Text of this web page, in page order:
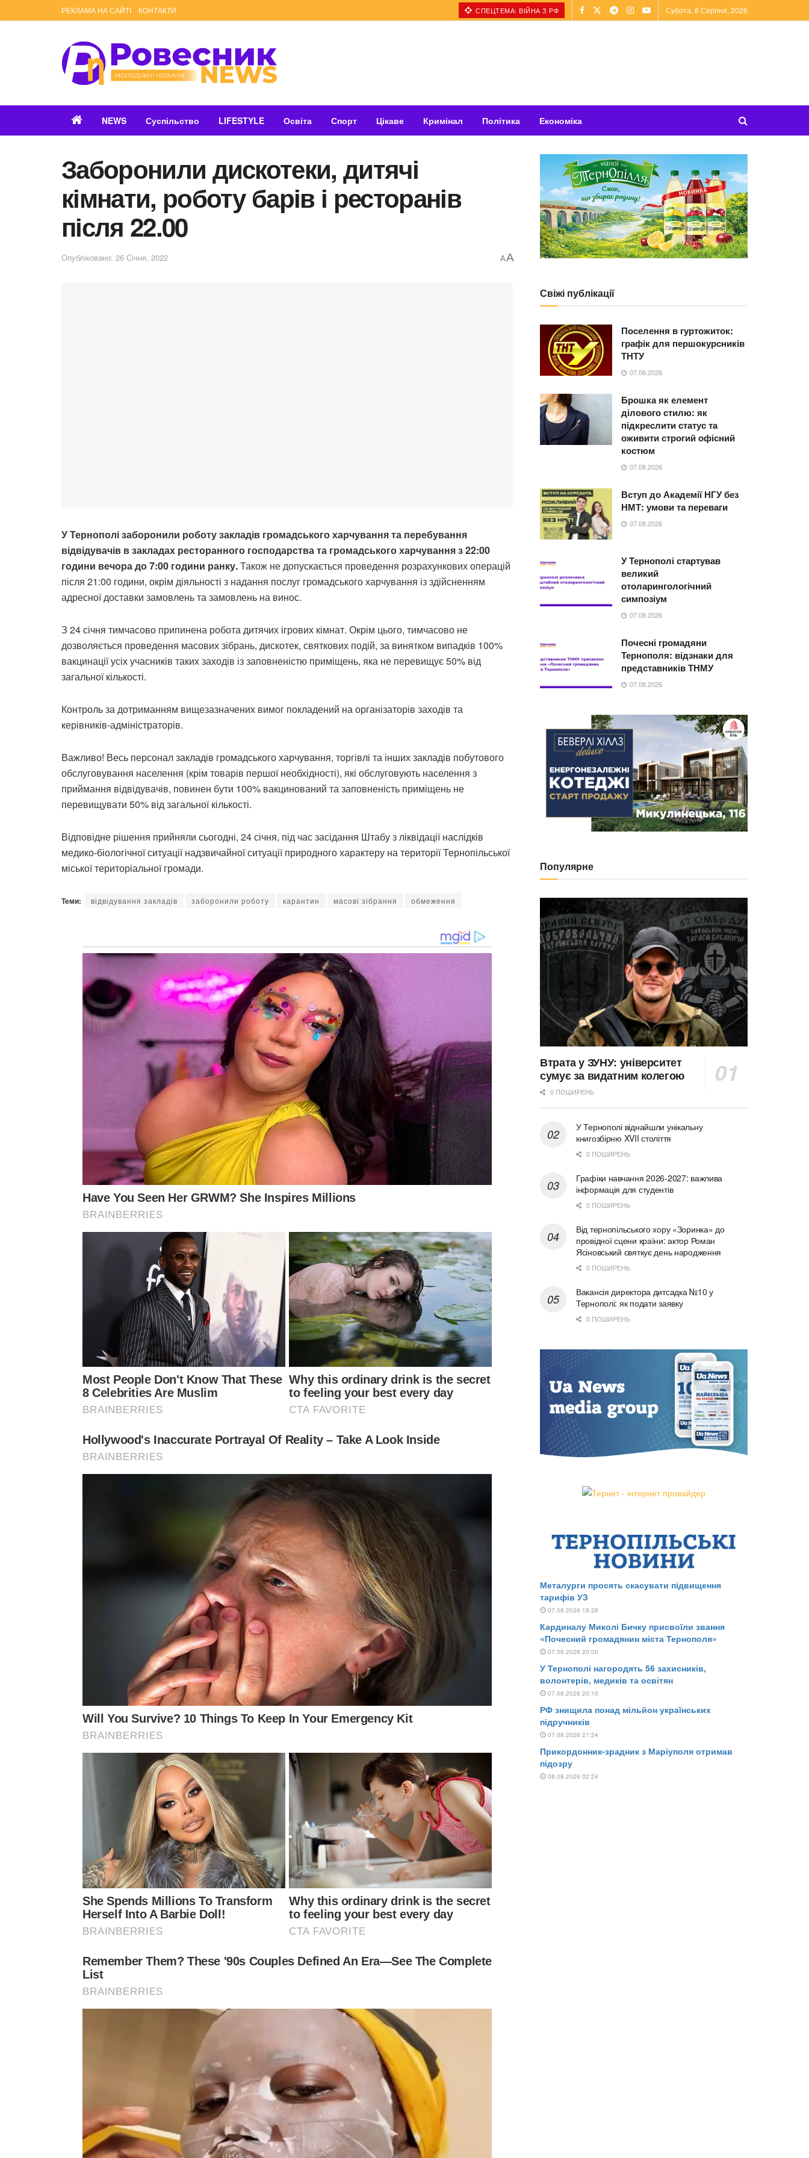
РЕКЛАМА НА САЙТІ КОНТАКТИ СПЕЦТЕМА: ВІЙНА З РФ Субота, 8 Серпня, 2026
NEWS Суспільство LIFESTYLE Освіта Спорт Цікаве Кримінал Політика Економіка
Заборонили дискотеки, дитячі
кімнати, роботу барів і ресторанів
після 22.00
Опубліковано: 26 Січня, 2022 AA
У Тернополі заборонили роботу закладів громадського харчування та перебування
відвідувачів в закладах ресторанного господарства та громадського харчування з 22:00
години вечора до 7:00 години ранку.Також не допускається проведення розрахункових операцій
після 21:00 години, окрім діяльності з надання послуг громадського харчування із здійсненням
адресної доставки замовлень та замовлень на винос.
З 24 січня тимчасово припинена робота дитячих ігрових кімнат. Окрім цього, тимчасово не
дозволяється проведення масових зібрань, дискотек, святкових подій, за винятком випадків 100%
вакцинації усіх учасників таких заходів із заповненістю приміщень, яка не перевищує 50% від
загальної кількості.
Контроль за дотриманням вищезазначених вимог покладений на організаторів заходів та
керівників-адміністраторів.
Важливо! Весь персонал закладів громадського харчування, торгівлі та інших закладів побутового
обслуговування населення (крім товарів першої необхідності), які обслуговують населення з
приймання відвідувачів, повинен бути 100% вакцинований та заповненість приміщень не
перевищувати 50% від загальної кількості.
Відповідне рішення прийняли сьогодні, 24 січня, під час засідання Штабу з ліквідації наслідків
медико-біологічної ситуації надзвичайної ситуації природного характеру на території Тернопільської
міської територіальної громади.
Теми: відвідування закладів заборонили роботу карантин масові зібрання обмеження
Свіжі публікації
Поселення в гуртожиток:
графік для першокурсників
ТНТУ
07.08.2026
Брошка як елемент
ділового стилю: як
підкреслити статус та
оживити строгий офісний
костюм
07.08.2026
Вступ до Академії НГУ без
НМТ: умови та переваги
07.08.2026
У Тернополі стартував
великий
отоларингологічний
симпозіум
07.08.2026
Почесні громадяни
Тернополя: відзнаки для
представників ТНМУ
07.08.2026
Популярне
Втрата у ЗУНУ: університет
сумує за видатним колегою
0 ПОШИРЕНЬ
У Тернополі віднайшли унікальну
книгозбірню XVII століття
0 ПОШИРЕНЬ
Графіки навчання 2026-2027: важлива
інформація для студентів
0 ПОШИРЕНЬ
Від тернопільського хору «Зоринка» до
провідної сцени країни: актор Роман
Ясіновський святкує день народження
0 ПОШИРЕНЬ
Вакансія директора дитсадка №10 у
Тернополі: як подати заявку
0 ПОШИРЕНЬ